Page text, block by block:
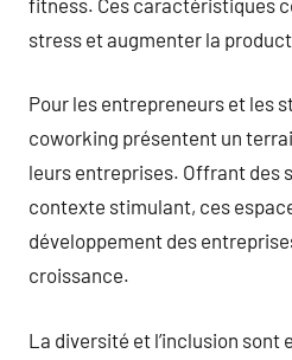
stress et augmenter la
Pour les entrepreneurs et les
coworking présentent un
leurs entreprises. Offrant des
contexte stimulant, ces
développement des
croissance.
La diversité et l’inclusion sont